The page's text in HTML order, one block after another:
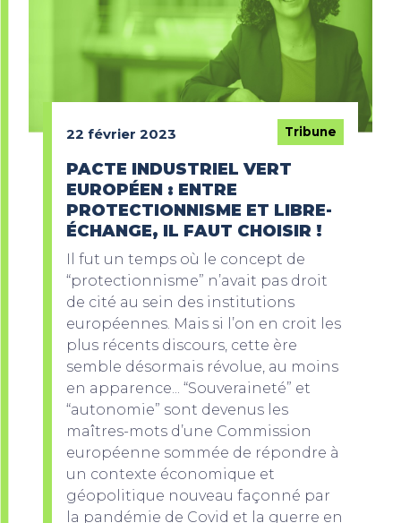
22 février 2023 Tribune
PACTE INDUSTRIEL VERT
EUROPÉEN : ENTRE
PROTECTIONNISME ET LIBRE-
ÉCHANGE, IL FAUT CHOISIR !
Il fut un temps où le concept de
“protectionnisme” n’avait pas droit
de cité au sein des institutions
européennes. Mais si l’on en croit les
plus récents discours, cette ère
semble désormais révolue, au moins
en apparence... “Souveraineté” et
“autonomie” sont devenus les
maîtres-mots d’une Commission
européenne sommée de répondre à
un contexte économique et
géopolitique nouveau façonné par
la pandémie de Covid et la guerre en